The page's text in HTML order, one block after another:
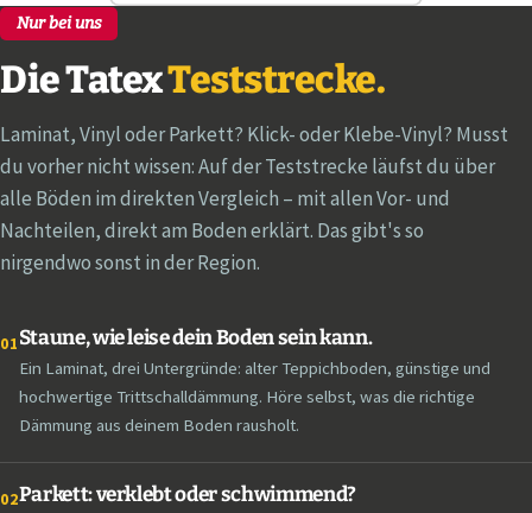
Nur bei uns
Die TatexTeststrecke.
Laminat, Vinyl oder Parkett? Klick- oder Klebe-Vinyl? Musst
du vorher nicht wissen: Auf der Teststrecke läufst du über
alle Böden im direkten Vergleich – mit allen Vor- und
Nachteilen, direkt am Boden erklärt. Das gibt's so
nirgendwo sonst in der Region.
01Staune, wie leise dein Boden sein kann.
Ein Laminat, drei Untergründe: alter Teppichboden, günstige und
hochwertige Trittschalldämmung. Höre selbst, was die richtige
Dämmung aus deinem Boden rausholt.
02Parkett: verklebt oder schwimmend?